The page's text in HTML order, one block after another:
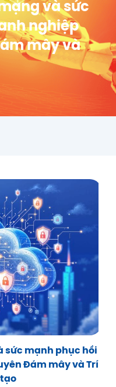
và sức
nghiệp
mây và
sức mạnh phục hồi
Đám mây và Trí